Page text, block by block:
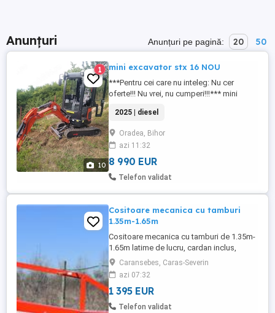
Anunțuri Anunțuri pe pagină: 20 50
10
1 mini excavator stx 16 NOU
***Pentru cei care nu inteleg: Nu cer
oferte!!! Nu vrei, nu cumperi!!!*** mini
brat de 2.5 m cupla rapida. dotat cu 3
cupe. 25 CP, 3 cilindri, motor Yanmar
original, made in Japan. dotat cu incalzire,
ventilator, radio, geam rabatabil cu
stergator, instinctor, ...
2025 | diesel
Oradea, Bihor
azi 11:32
8 990 EUR
Telefon validat
Cositoare mecanica cu tamburi
1.35m-1.65m
Cositoare mecanica cu tamburi de 1.35m-
1.65m latime de lucru, cardan inclus,
prelata, cheie de cutite Transport in toate
judetele
Caransebes, Caras-Severin
azi 07:32
1 395 EUR
Telefon validat